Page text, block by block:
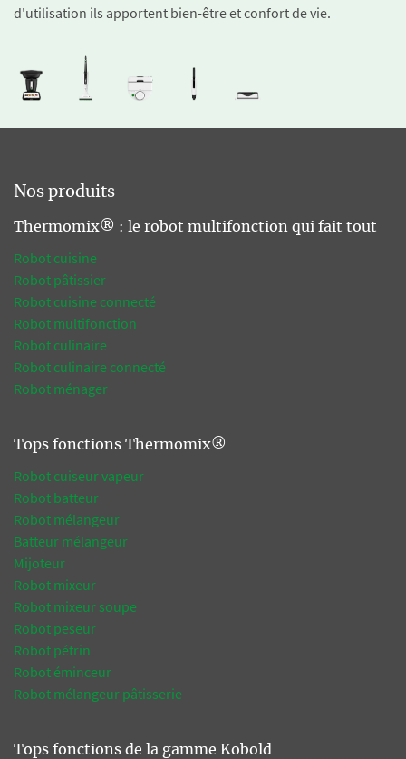
d'utilisation ils apportent bien-être et confort de vie.
Nos produits
Thermomix® : le robot multifonction qui fait tout
Robot cuisine
Robot pâtissier
Robot cuisine connecté
Robot multifonction
Robot culinaire
Robot culinaire connecté
Robot ménager
Tops fonctions Thermomix®
Robot cuiseur vapeur
Robot batteur
Robot mélangeur
Batteur mélangeur
Mijoteur
Robot mixeur
Robot mixeur soupe
Robot peseur
Robot pétrin
Robot éminceur
Robot mélangeur pâtisserie
Tops fonctions de la gamme Kobold